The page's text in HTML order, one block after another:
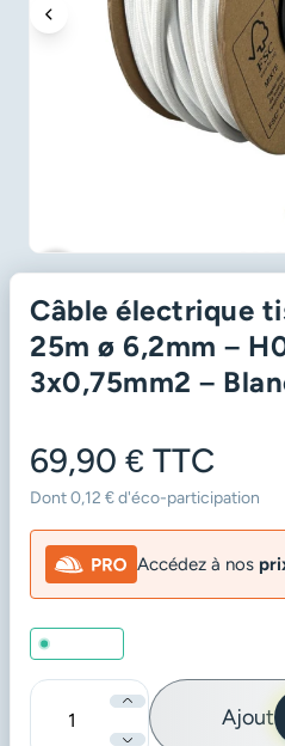
favorite_border
Câble électrique
25m ø 6,2mm –
3x0,75mm2 –
69,90 € TTC
Dont 0,12 € d'éco-participation
Accédez à nos
Quantité